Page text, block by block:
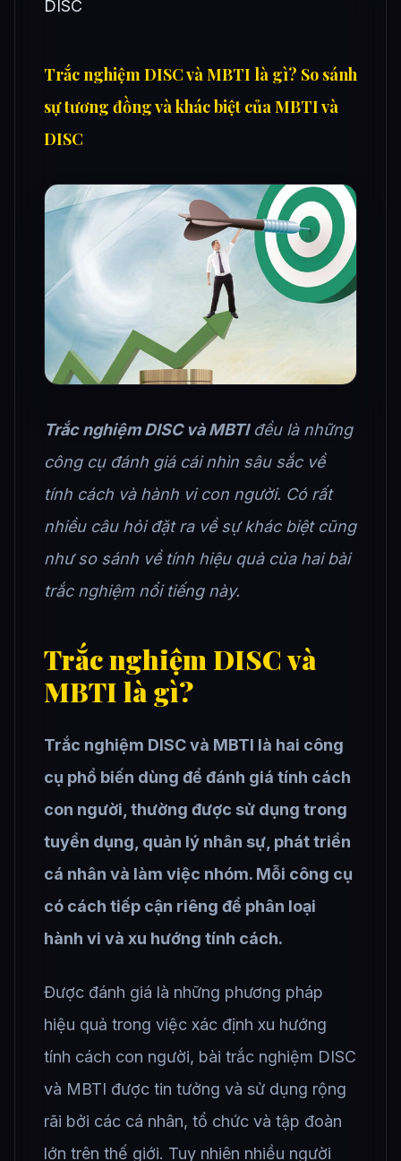
DISC
Trắc nghiệm DISC và MBTI là gì? So sánh
sự tương đồng và khác biệt của MBTI và
DISC
Trắc nghiệm DISC và MBTIđều là những
công cụ đánh giá cái nhìn sâu sắc về
tính cách và hành vi con người. Có rất
nhiều câu hỏi đặt ra về sự khác biệt cũng
như so sánh về tính hiệu quả của hai bài
trắc nghiệm nổi tiếng này.
Trắc nghiệm DISC và
MBTI là gì?
Trắc nghiệm DISC và MBTI là hai công
cụ phổ biến dùng để đánh giá tính cách
con người, thường được sử dụng trong
tuyển dụng, quản lý nhân sự, phát triển
cá nhân và làm việc nhóm. Mỗi công cụ
có cách tiếp cận riêng để phân loại
hành vi và xu hướng tính cách.
Được đánh giá là những phương pháp
hiệu quả trong việc xác định xu hướng
tính cách con người, bài trắc nghiệm DISC
và MBTI được tin tưởng và sử dụng rộng
rãi bởi các cá nhân, tổ chức và tập đoàn
lớn trên thế giới. Tuy nhiên nhiều người